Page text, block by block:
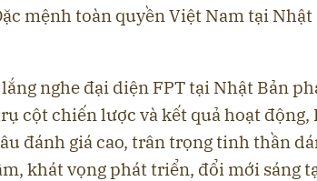
mệnh toàn quyền Việt Nam tại Nhật
nghe đại diện FPT tại Nhật Bản
cột chiến lược và kết quả hoạt động,
đánh giá cao, trân trọng tinh thần
khát vọng phát triển, đổi mới sáng